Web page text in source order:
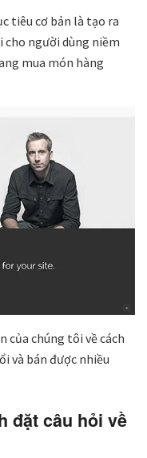
tiêu cơ bản là tạo ra
cho người dùng niềm
mua món hàng
của chúng tôi về cách
và bán được nhiều
đặt câu hỏi về